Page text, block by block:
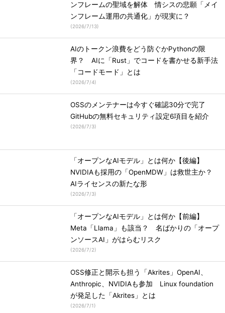
ンフレームの聖域を解体 情シスの悲願「メイ
ンフレーム運用の共通化」が現実に？
(2026/7/13)
AIのトークン浪費をどう防ぐかPythonの限
界？ AIに「Rust」でコードを書かせる新手法
「コードモード」とは
(2026/7/4)
OSSのメンテナーは今すぐ確認30分で完了
GitHubの無料セキュリティ設定6項目を紹介
(2026/7/3)
「オープンなAIモデル」とは何か【後編】
NVIDIAも採用の「OpenMDW」は救世主か？
AIライセンスの新たな形
(2026/7/3)
「オープンなAIモデル」とは何か【前編】
Meta「Llama」も該当？ 名ばかりの「オープ
ンソースAI」がはらむリスク
(2026/7/2)
OSS修正と開示も担う「Akrites」OpenAI、
Anthropic、NVIDIAも参加 Linux foundation
が発足した「Akrites」とは
(2026/7/1)